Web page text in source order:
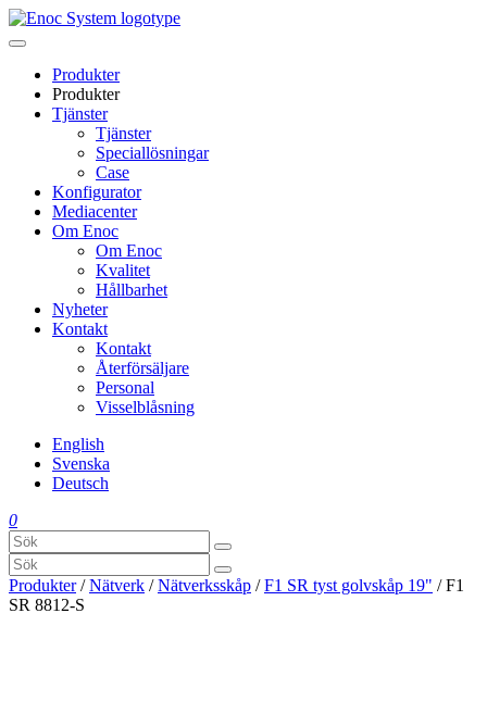
Skip
to
Produkter
Produkter
Tjänster
Tjänster
Speciallösningar
Case
Konfigurator
Mediacenter
Om Enoc
Om Enoc
Kvalitet
Hållbarhet
Nyheter
Kontakt
Kontakt
Återförsäljare
Personal
Visselblåsning
English
Svenska
Deutsch
0
Produkter/Nätverk /Nätverksskåp /F1 SR tyst golvskåp 19" / F1
SR 8812-S